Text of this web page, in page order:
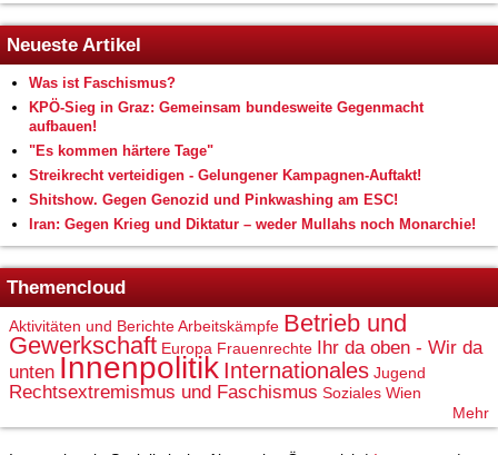
Neueste Artikel
Was ist Faschismus?
KPÖ-Sieg in Graz: Gemeinsam bundesweite Gegenmacht
aufbauen!
"Es kommen härtere Tage"
Streikrecht verteidigen - Gelungener Kampagnen-Auftakt!
Shitshow. Gegen Genozid und Pinkwashing am ESC!
Iran: Gegen Krieg und Diktatur – weder Mullahs noch Monarchie!
Themencloud
Aktivitäten und BerichteArbeitskämpfe Betrieb und
Gewerkschaft Europa Frauenrechte
Ihr da oben - Wir da
unten Innenpolitik Internationales Jugend
Rechtsextremismus und Faschismus Soziales Wien
Mehr